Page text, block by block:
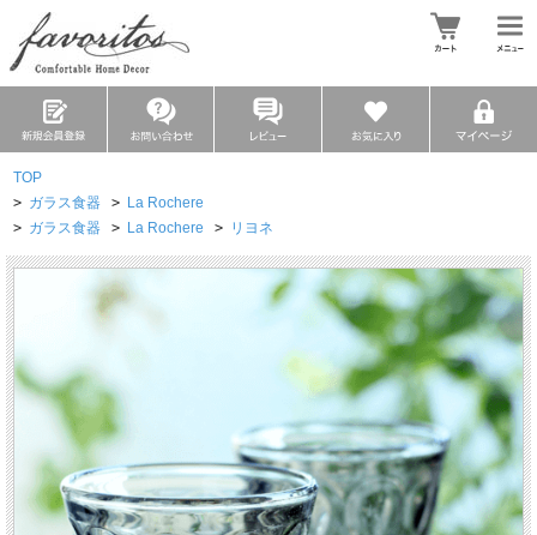
TOP
> ガラス食器 > La Rochere
> ガラス食器 > La Rochere > リヨネ